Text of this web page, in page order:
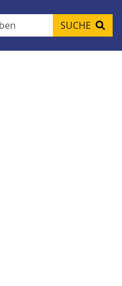
SUCHE